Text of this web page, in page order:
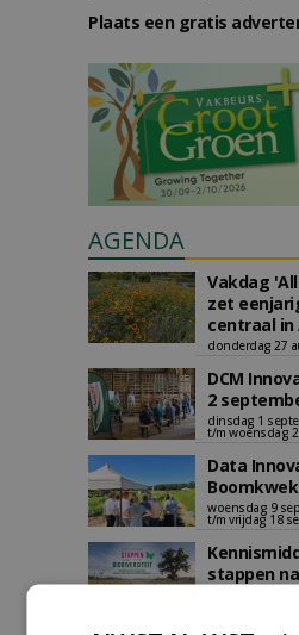
Plaats een gratis
AGENDA
Vakdag
zet
centraal in
donderdag 27
DCM
2
dinsdag 1
t/m woensdag
Data
woensdag 9
t/m vrijdag 18
stappen